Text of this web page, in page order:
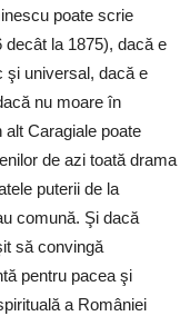
poate scrie
la 1875), dacă e
şi universal, dacă e
nu moare în
Caragiale poate
de azi toată drama
puterii de la
comună. Şi dacă
să convingă
pentru pacea şi
a României